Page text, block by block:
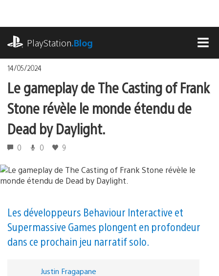
contenu
PlayStation.Blog
14/05/2024
Le gameplay de The Casting of Frank
Stone révèle le monde étendu de
Dead by Daylight.
0 0 9
Les développeurs Behaviour Interactive et
Supermassive Games plongent en profondeur
dans ce prochain jeu narratif solo.
Justin Fragapane